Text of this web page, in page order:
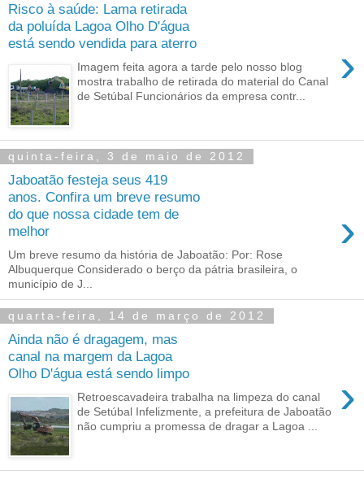
Risco à saúde: Lama retirada
da poluída Lagoa Olho D'água
está sendo vendida para aterro
›
Imagem feita agora a tarde pelo nosso blog
mostra trabalho de retirada do material do Canal
de Setúbal Funcionários da empresa contr...
quinta-feira, 3 de maio de 2012
Jaboatão festeja seus 419
anos. Confira um breve resumo
do que nossa cidade tem de
melhor
›
Um breve resumo da história de Jaboatão: Por: Rose
Albuquerque Considerado o berço da pátria brasileira, o
município de J...
quarta-feira, 14 de março de 2012
Ainda não é dragagem, mas
canal na margem da Lagoa
Olho D'água está sendo limpo
›
Retroescavadeira trabalha na limpeza do canal
de Setúbal Infelizmente, a prefeitura de Jaboatão
não cumpriu a promessa de dragar a Lagoa ...